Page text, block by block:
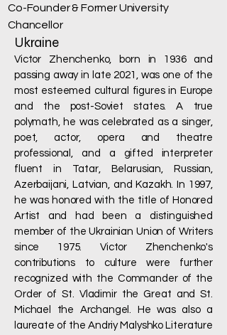
Co-Founder & Former University
Chancellor
Ukraine
Victor Zhenchenko, born in 1936 and
passing away in late 2021, was one of the
most esteemed cultural figures in Europe
and the post-Soviet states. A true
polymath, he was celebrated as a singer,
poet, actor, opera and theatre
professional, and a gifted interpreter
fluent in Tatar, Belarusian, Russian,
Azerbaijani, Latvian, and Kazakh. In 1997,
he was honored with the title of Honored
Artist and had been a distinguished
member of the Ukrainian Union of Writers
since 1975. Victor Zhenchenko's
contributions to culture were further
recognized with the Commander of the
Order of St. Vladimir the Great and St.
Michael the Archangel. He was also a
laureate of the Andriy Malyshko Literature